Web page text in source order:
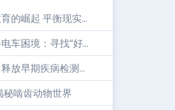
的崛起 平衡现实...
车困境：寻找“好...
放早期疾病检测...
秘啮齿动物世界